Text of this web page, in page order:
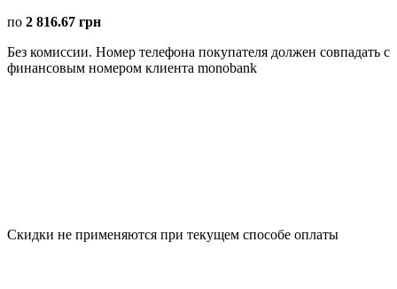
по 2 816.67 грн
Без комиссии. Номер телефона покупателя должен совпадать с
финансовым номером клиента monobank
Скидки не применяются при текущем способе оплаты